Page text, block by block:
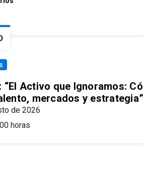
“El Activo que Ignoramos:
mercados y estrategia”
de 2026
horas